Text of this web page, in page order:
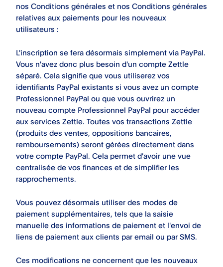
nos Conditions générales et nos Conditions générales
relatives aux paiements pour les nouveaux
utilisateurs :
L'inscription se fera désormais simplement via PayPal.
Vous n'avez donc plus besoin d'un compte Zettle
séparé. Cela signifie que vous utiliserez vos
identifiants PayPal existants si vous avez un compte
Professionnel PayPal ou que vous ouvrirez un
nouveau compte Professionnel PayPal pour accéder
aux services Zettle. Toutes vos transactions Zettle
(produits des ventes, oppositions bancaires,
remboursements) seront gérées directement dans
votre compte PayPal. Cela permet d'avoir une vue
centralisée de vos finances et de simplifier les
rapprochements.
Vous pouvez désormais utiliser des modes de
paiement supplémentaires, tels que la saisie
manuelle des informations de paiement et l'envoi de
liens de paiement aux clients par email ou par SMS.
Ces modifications ne concernent que les nouveaux